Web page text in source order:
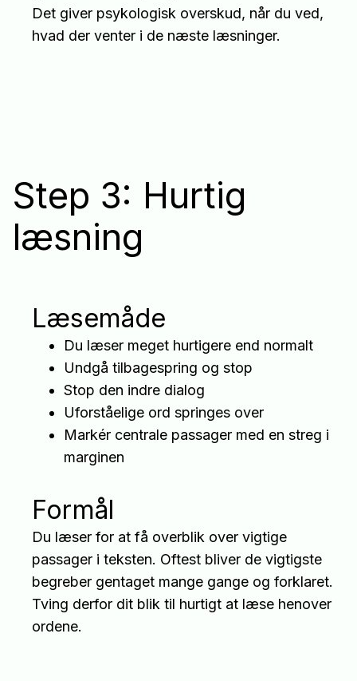
Det giver psykologisk overskud, når du ved,
hvad der venter i de næste læsninger.
Step 3: Hurtig
læsning
Læsemåde
Du læser meget hurtigere end normalt
Undgå tilbagespring og stop
Stop den indre dialog
Uforståelige ord springes over
Markér centrale passager med en streg i
marginen
Formål
Du læser for at få overblik over vigtige
passager i teksten. Oftest bliver de vigtigste
begreber gentaget mange gange og forklaret.
Tving derfor dit blik til hurtigt at læse henover
ordene.